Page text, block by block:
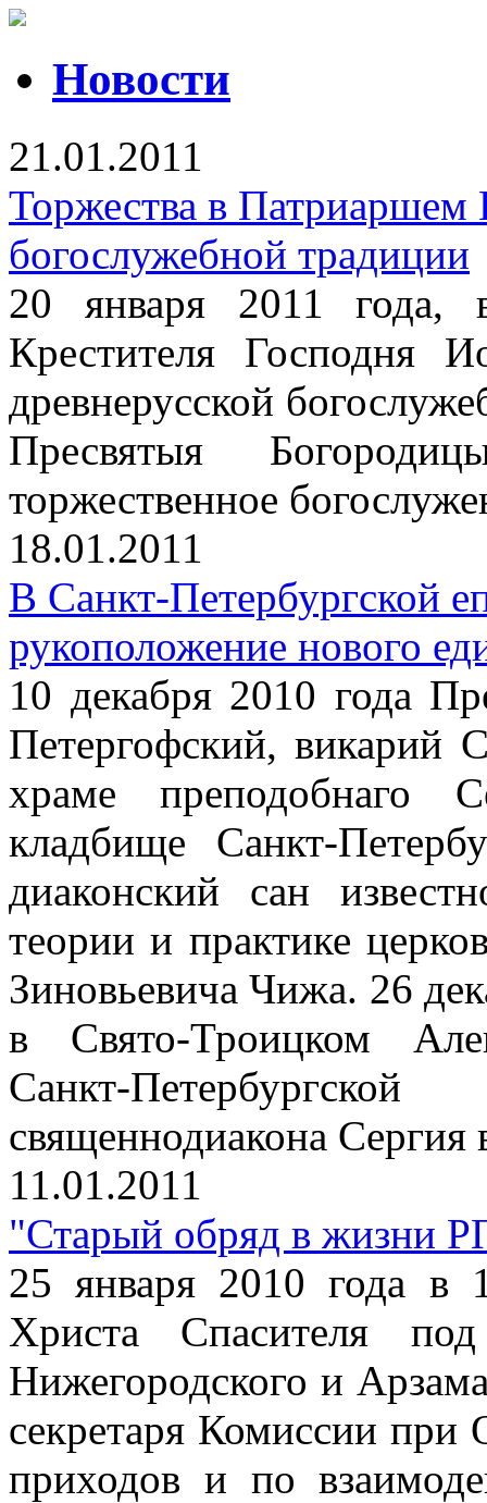
Новости
21.01.2011
Торжества в Патриаршем
богослужебной традиции
20 января 2011 года,
Крестителя Господня
древнерусской
Пресвятыя
торжественное
18.01.2011
В Санкт-Петербургской
рукоположение нового
10 декабря 2010 года
Петергофский, викарий
храме преподобнаго
кладбище Санкт-
диаконский сан
теории и практике
Зиновьевича Чижа. 26
в Свято-Троицком
Санкт-
священнодиакона Сергия
11.01.2011
"Старый обряд в жизни
25 января 2010 года в
Христа Спасителя под
Нижегородского и
секретаря Комиссии
приходов и по